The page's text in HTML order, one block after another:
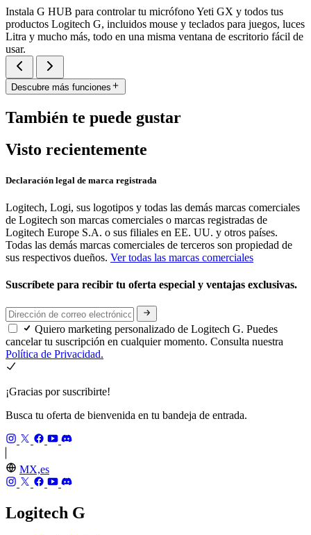
Instala G HUB para controlar tu micrófono Yeti GX y todos tus
productos Logitech G, incluidos mouse y teclados para juegos, luces
Litra y mucho más, todo en una misma ventana de escritorio fácil de
usar.
Descubre más funciones
También te puede gustar
Visto recientemente
Declaración legal de marca registrada
Logitech, Logi, sus logotipos y todas las demás marcas comerciales
de Logitech son marcas comerciales o marcas registradas de
Logitech Europe S.A. o sus filiales en EE. UU. y otros países.
Todas las demás marcas comerciales de terceros son propiedad de
sus respectivos dueños. Ver todas las marcas comerciales
Suscríbete para recibir tu oferta especial y ventajas exclusivas.
Quiero marketing personalizado de Logitech G. Puedes
cancelar tu suscripción en cualquier momento. Consulta nuestra
Política de Privacidad.
¡Gracias por suscribirte!
Busca tu oferta de bienvenida en tu bandeja de entrada.
MX,es
Logitech G